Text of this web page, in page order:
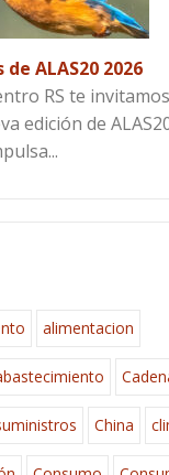
ALAS20 2026
RS te
edición de
alimentacion
China